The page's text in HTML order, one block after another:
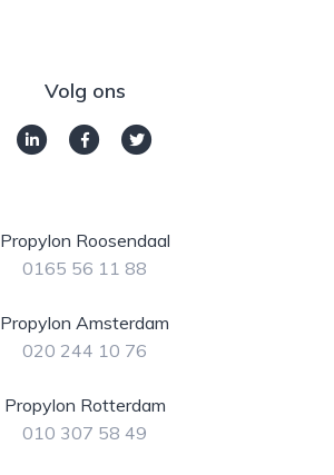
Volg ons
Propylon Roosendaal
0165 56 11 88
Propylon Amsterdam
020 244 10 76
Propylon Rotterdam
010 307 58 49